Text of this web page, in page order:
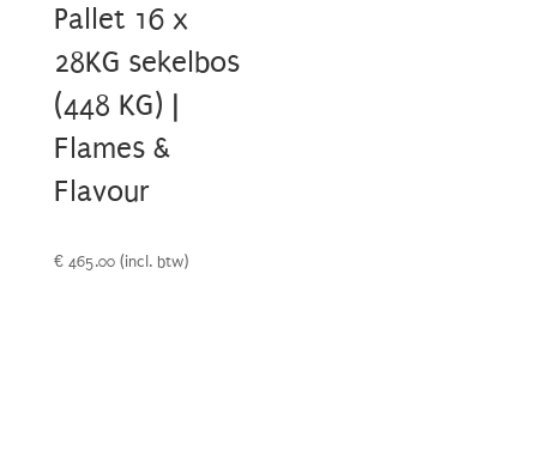
Pallet 16 x
28KG sekelbos
(448 KG) |
Flames &
Flavour
€465.00 (incl. btw)